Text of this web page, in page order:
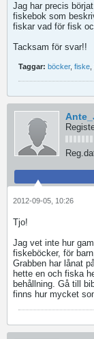
Jag har precis
fiskebok som
fiskar vad för fisk
Tacksam för svar!!
Taggar: böcker, fiske
2012-09-05, 10:26
Tjo!
Jag vet inte hur
fiskeböcker, för
Grabben har lånat
hette en och fiska
behållning. Gå till
finns hur mycket